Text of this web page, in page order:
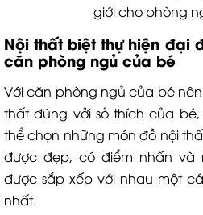
giới cho phòng
Nội thất biệt thự hiện đại
căn phòng ngủ của bé
Với căn phòng ngủ của bé
thất đúng vởi sỏ thích của
thể chọn những món đồ nội
được đẹp, có điểm nhấn và
được sắp xếp với nhau một
nhất.